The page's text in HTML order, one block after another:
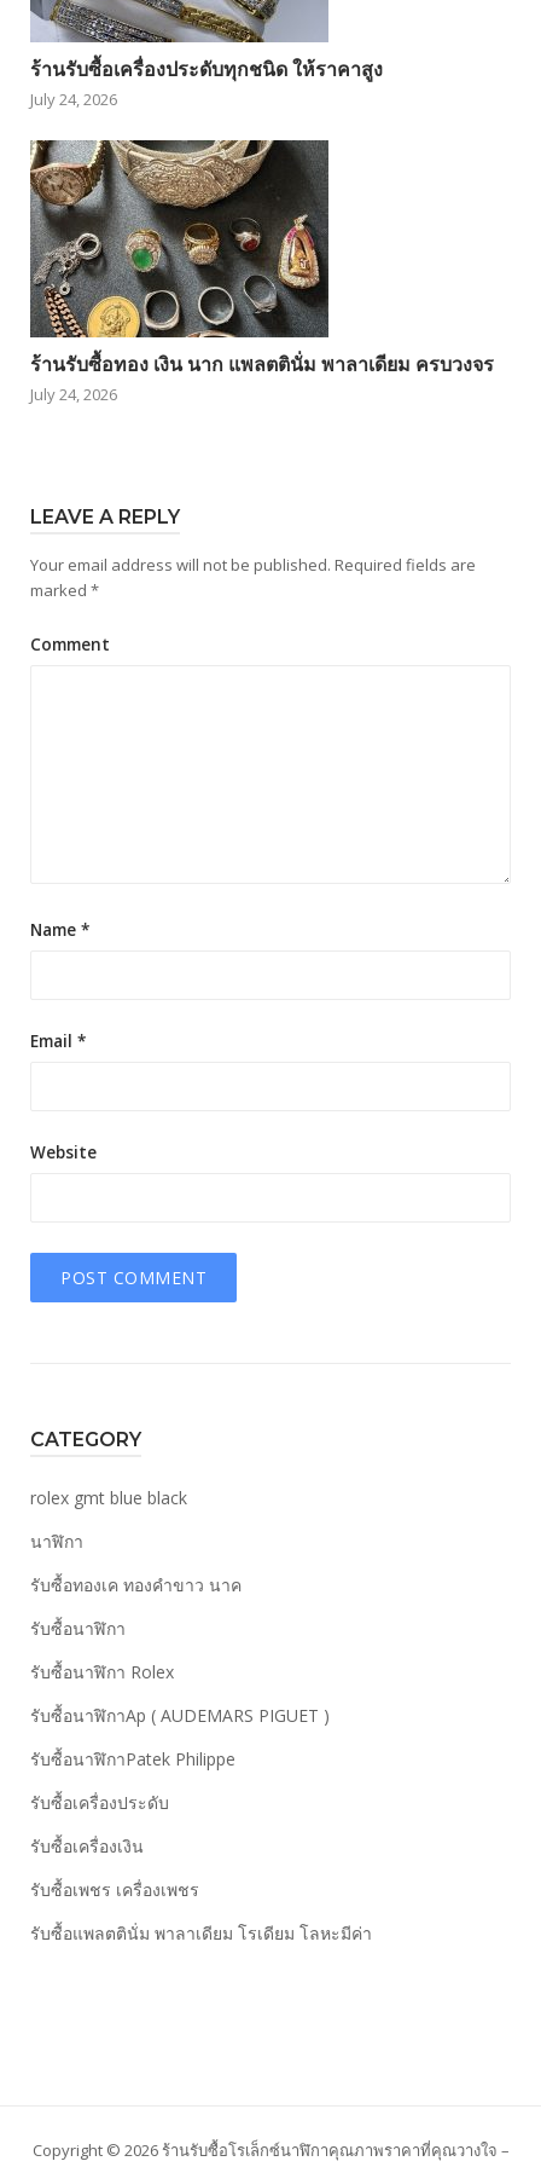
ร้านรับซื้อเครื่องประดับทุกชนิด ให้ราคาสูง
July 24, 2026
ร้านรับซื้อทอง เงิน นาก แพลตตินั่ม พาลาเดียม ครบวงจร
July 24, 2026
LEAVE A REPLY
Your email address will not be published. Required fields are
marked *
Comment
Name *
Email *
Website
CATEGORY
rolex gmt blue black
นาฬิกา
รับซื้อทองเค ทองคำขาว นาค
รับซื้อนาฬิกา
รับซื้อนาฬิกา Rolex
รับซื้อนาฬิกาAp ( AUDEMARS PIGUET )
รับซื้อนาฬิกาPatek Philippe
รับซื้อเครื่องประดับ
รับซื้อเครื่องเงิน
รับซื้อเพชร เครื่องเพชร
รับซื้อแพลตตินั่ม พาลาเดียม โรเดียม โลหะมีค่า
Copyright © 2026 ร้านรับซื้อโรเล็กซ์นาฬิกาคุณภาพราคาที่คุณวางใจ –